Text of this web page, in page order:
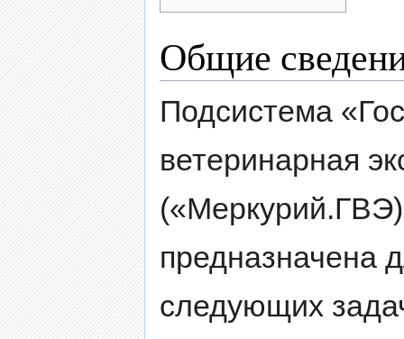
Общие
Подсистема
ветеринарная
(«Меркурий.ГВЭ)
предназначена
следующих